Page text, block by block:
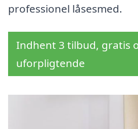
professionel låsesmed.
Indhent 3 tilbud, gratis
uforpligtende